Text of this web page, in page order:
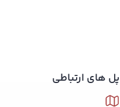
پل های ارتباطی